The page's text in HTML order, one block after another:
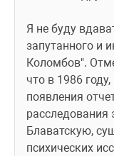
Я не буду
запутанного и
Коломбов".
что в 1986
появления
расследования
Блаватскую,
психических